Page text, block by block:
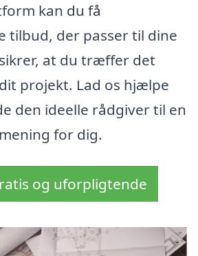
kan du få
tilbud, der passer til dine
at du træffer det
projekt. Lad os hjælpe
den ideelle rådgiver til en
for dig.
og uforpligtende